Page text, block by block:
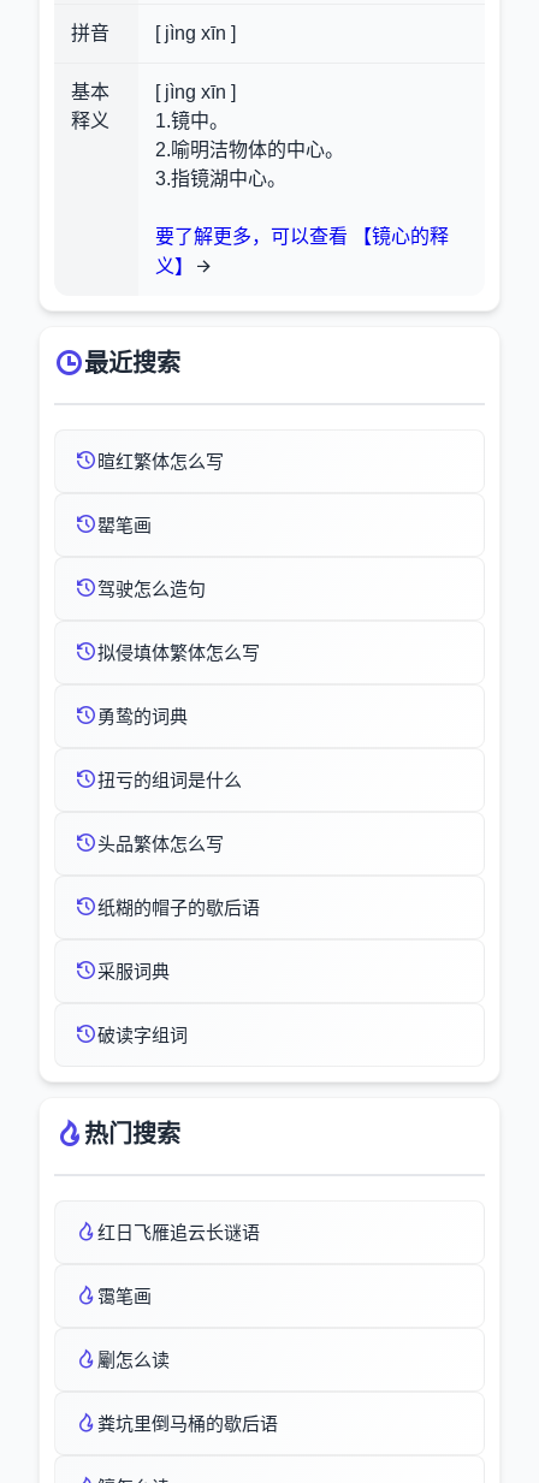
拼音 [ jìng xīn ]
基本
释义
[ jìng xīn ]
1.镜中。
2.喻明洁物体的中心。
3.指镜湖中心。
要了解更多，可以查看 【镜心的释
义】
最近搜索
暄红繁体怎么写
罌笔画
驾驶怎么造句
拟侵填体繁体怎么写
勇鸷的词典
扭亏的组词是什么
头品繁体怎么写
纸糊的帽子的歇后语
采服词典
破读字组词
热门搜索
红日飞雁追云长谜语
霭笔画
劚怎么读
粪坑里倒马桶的歇后语